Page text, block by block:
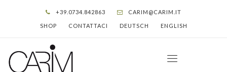
+39.0734.842863 CARIM@CARIM.IT
SHOP CONTATTACI DEUTSCH ENGLISH